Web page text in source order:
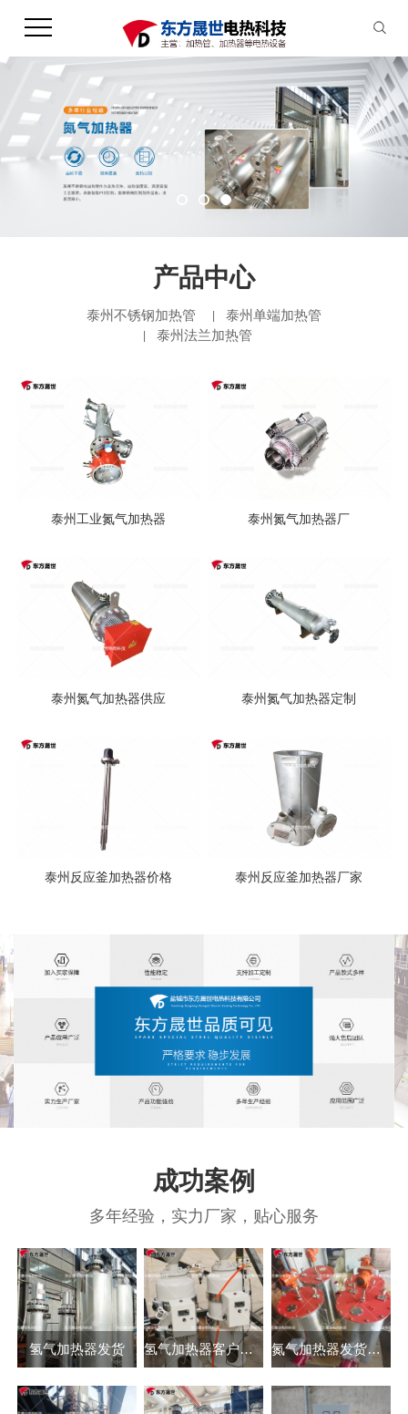
产品中心
泰州不锈钢加热管
泰州单端加热管
泰州法兰加热管
泰州工业氮气加热器 泰州氮气加热器厂
泰州氮气加热器供应 泰州氮气加热器定制
泰州反应釜加热器价格 泰州反应釜加热器厂家
成功案例
多年经验，实力厂家，贴心服务
氢气加热器发货 氢气加热器客户使用现场 氮气加热器发货现场